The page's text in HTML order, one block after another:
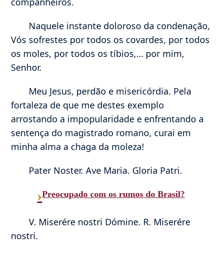
Naquele instante doloroso da condenação,
Vós sofrestes por todos os covardes, por todos
os moles, por todos os tíbios,… por mim,
Senhor.
Meu Jesus, perdão e misericórdia. Pela
fortaleza de que me destes exemplo
arrostando a impopularidade e enfrentando a
sentença do magistrado romano, curai em
minha alma a chaga da moleza!
Pater Noster. Ave Maria. Gloria Patri.
›Preocupado com os rumos do Brasil?
V. Miserére nostri Dómine. R. Miserére
nostri.